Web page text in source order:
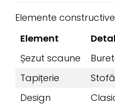
Elemente constructive
Element
Șezut scaune
Tapițerie
Design